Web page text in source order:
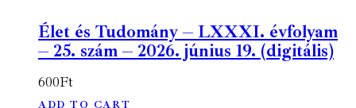
Élet és Tudomány – LXXXI. évfolyam
– 25. szám – 2026. június 19. (digitális)
600Ft
ADD TO CART